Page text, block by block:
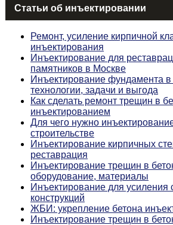
Статьи об инъектировании
Ремонт, усиление кирпичной
инъектирования
Инъектирование для
памятников в Москве
Инъектирование фундамента в
технологии, задачи и выгода
Как сделать ремонт трещин в
инъектированием
Для чего нужно
строительстве
Инъектирование кирпичных
реставрация
Инъектирование трещин в
оборудование, материалы
Инъектирование для усиления
конструкций
ЖБИ: укрепление бетона
Инъектирование трещин в